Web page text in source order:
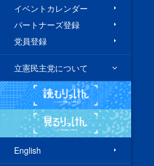
イベントカレンダー
パートナーズ登録
党員登録
立憲民主党について
English